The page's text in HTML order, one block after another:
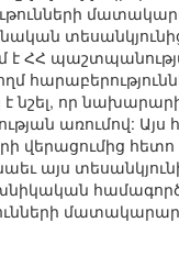
է ՀՀ
որ նախարարի
առումով: Այս
վերացումից
այս